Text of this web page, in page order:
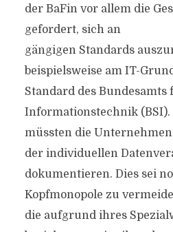
der BaFin vor allem die
gefordert, sich an
gängigen Standards
beispielsweise am IT-
Standard des
Informationstechnik
müssten die
der individuellen
dokumentieren. Dies sei
Kopfmonopole zu
die aufgrund ihres